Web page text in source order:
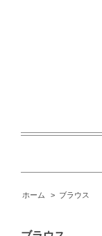
ホーム > ブラウス